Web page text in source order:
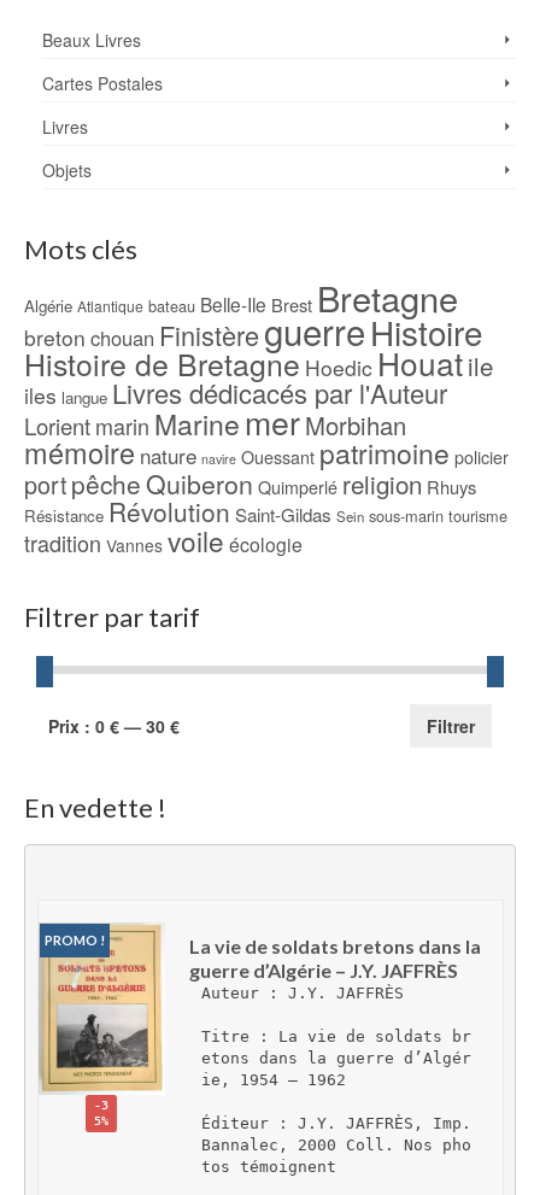
Beaux Livres
Cartes Postales
Livres
Objets
Mots clés
Algérie Atlantique bateau Belle-Ile Brest Bretagne
breton chouan FinistèreguerreHistoire
Histoire de Bretagne Hoedic Houatile
iles langue Livres dédicacés par l'Auteur
Lorientmarin Marine merMorbihan
mémoire nature navire Ouessant patrimoine policier
portpêcheQuiberon Quimperlé religion Rhuys
Résistance Révolution Saint-Gildas Sein sous-marin tourisme
tradition Vannes voile écologie
Filtrer par tarif
Prix
Prix
Filtrer
Prix : 0 € — 30 €
En vedette !
PROMO !
-3
5%
La vie de soldats bretons dans la
guerre d’Algérie – J.Y. JAFFRÈS
Auteur : J.Y. JAFFRÈS
Titre : La vie de soldats br
etons dans la guerre d’Algér
ie, 1954 – 1962
Éditeur : J.Y. JAFFRÈS, Imp.
Bannalec, 2000 Coll. Nos pho
tos témoignent